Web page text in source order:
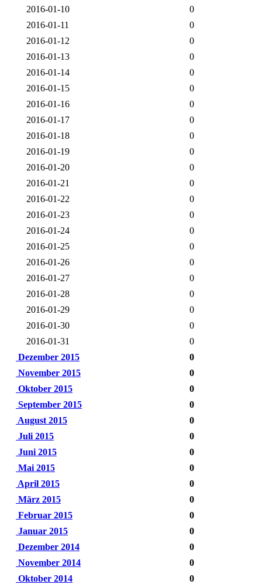
2016-01-10
0
2016-01-11
0
2016-01-12
0
2016-01-13
0
2016-01-14
0
2016-01-15
0
2016-01-16
0
2016-01-17
0
2016-01-18
0
2016-01-19
0
2016-01-20
0
2016-01-21
0
2016-01-22
0
2016-01-23
0
2016-01-24
0
2016-01-25
0
2016-01-26
0
2016-01-27
0
2016-01-28
0
2016-01-29
0
2016-01-30
0
2016-01-31
0
Dezember 2015
0
November 2015
0
Oktober 2015
0
September 2015
0
August 2015
0
Juli 2015
0
Juni 2015
0
Mai 2015
0
April 2015
0
März 2015
0
Februar 2015
0
Januar 2015
0
Dezember 2014
0
November 2014
0
Oktober 2014
0